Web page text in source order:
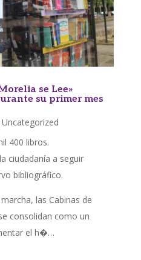
se Lee»
su primer mes
Uncategorized
400 libros.
ciudadanía a seguir
bibliográfico.
las Cabinas de
consolidan como un
el h�…